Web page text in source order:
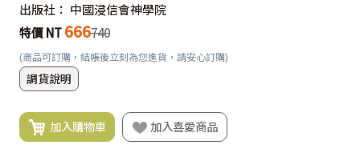
出版社： 中國浸信會神學院
特價 NT 666740
(商品可訂購，結帳後立刻為您進貨，請安心訂購)
調貨說明
加入購物車 加入喜愛商品